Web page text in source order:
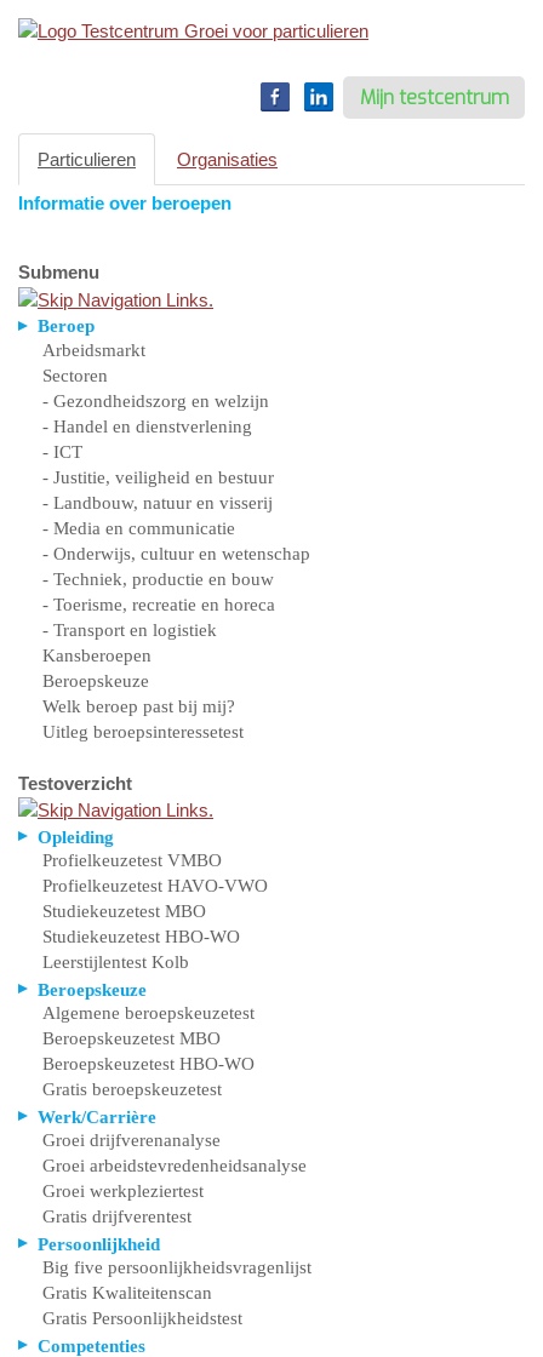
Mijn testcentrum
Particulieren Organisaties
Informatie over beroepen
Submenu
Beroep
Arbeidsmarkt
Sectoren
- Gezondheidszorg en welzijn
- Handel en dienstverlening
- ICT
- Justitie, veiligheid en bestuur
- Landbouw, natuur en visserij
- Media en communicatie
- Onderwijs, cultuur en wetenschap
- Techniek, productie en bouw
- Toerisme, recreatie en horeca
- Transport en logistiek
Kansberoepen
Beroepskeuze
Welk beroep past bij mij?
Uitleg beroepsinteressetest
Testoverzicht
Opleiding
Profielkeuzetest VMBO
Profielkeuzetest HAVO-VWO
Studiekeuzetest MBO
Studiekeuzetest HBO-WO
Leerstijlentest Kolb
Beroepskeuze
Algemene beroepskeuzetest
Beroepskeuzetest MBO
Beroepskeuzetest HBO-WO
Gratis beroepskeuzetest
Werk/Carrière
Groei drijfverenanalyse
Groei arbeidstevredenheidsanalyse
Groei werkpleziertest
Gratis drijfverentest
Persoonlijkheid
Big five persoonlijkheidsvragenlijst
Gratis Kwaliteitenscan
Gratis Persoonlijkheidstest
Competenties